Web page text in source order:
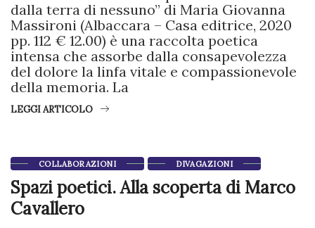
dalla terra di nessuno” di Maria Giovanna
Massironi (Albaccara – Casa editrice, 2020
pp. 112 € 12.00) è una raccolta poetica
intensa che assorbe dalla consapevolezza
del dolore la linfa vitale e compassionevole
della memoria. La
LEGGI ARTICOLO
COLLABORAZIONI DIVAGAZIONI
Spazi poetici. Alla scoperta di Marco
Cavallero